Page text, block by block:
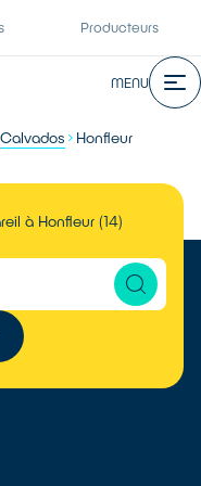
Producteurs
MENU
Calvados Honfleur
à Honfleur (14)